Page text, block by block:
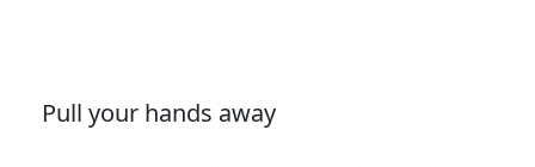
Pull your hands away